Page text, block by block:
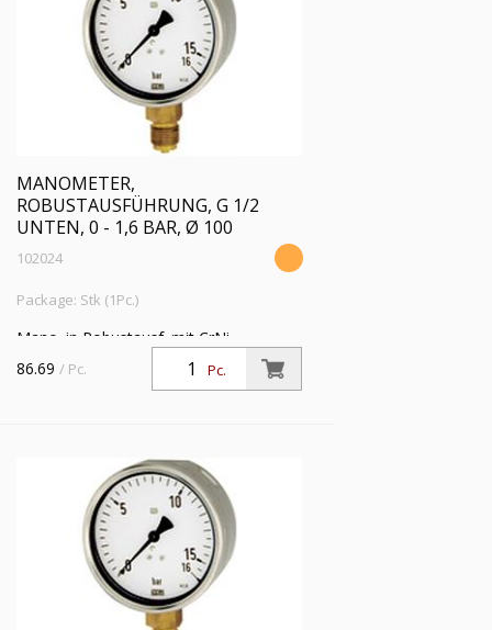
MANOMETER,
ROBUSTAUSFÜHRUNG, G 1/2
UNTEN, 0 - 1,6 BAR, Ø 100
102024
Package: Stk (1Pc.)
Mano. in Robustausf. mit CrNi-
Stahlgeh., Anschluss radial unten, G 1/2,
Typ 212.20, Güteklasse 1,0, Messber. 0
Pc.
86.69 / Pc.